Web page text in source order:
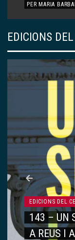
PERMARIA BARBAL
EDICIONS
EDICIONS DEL
143 – UN
A REUS I